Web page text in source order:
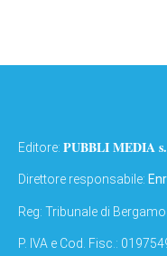
Editore: PUBBLI MEDIA
Direttore responsabile:
Reg: Tribunale di
P. IVA e Cod. Fisc.: